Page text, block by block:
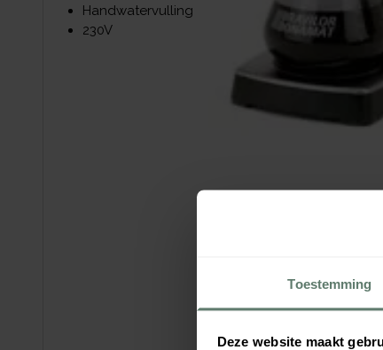
Toestemming
Deze website maakt
Handwatervulling
230V